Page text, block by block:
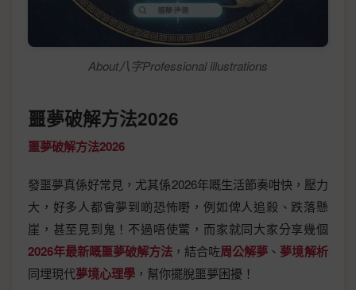
About八字Professional illustrations
噩夢破解方法2026
噩夢破解方法2026
發噩夢真係好常見，尤其係2026年嘅生活節奏咁快，壓力
大，好多人都會夢到啲恐怖嘢，例如俾人追殺、跌落懸
崖，甚至見到鬼！不過唔使驚，而家就同大家分享幾個
2026年最新嘅噩夢破解方法 ，結合咗周公解夢 、 夢境解析
同埋現代夢境心理學 ，幫你擺脫噩夢困擾！